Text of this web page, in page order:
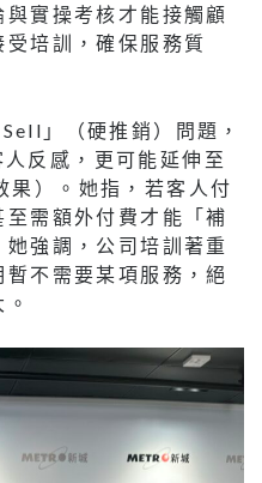
實操考核才能接觸顧
培訓，確保服務質
」（硬推銷）問題，
反感，更可能延伸至
果）。她指，若客人付
需額外付費才能「補
強調，公司培訓著重
不需要某項服務，絕